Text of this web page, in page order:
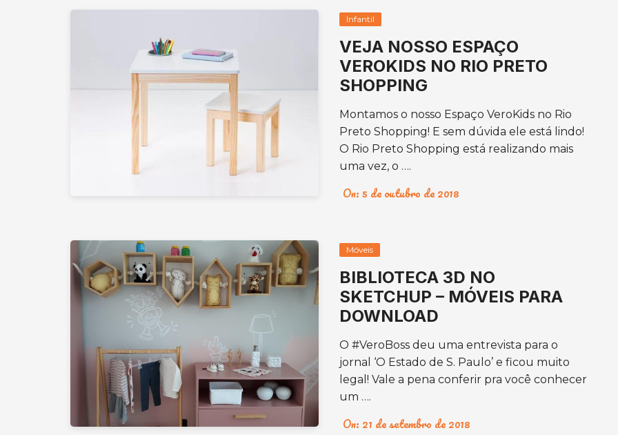
Infantil
VEJA NOSSO ESPAÇO
VEROKIDS NO RIO PRETO
SHOPPING
Montamos o nosso Espaço VeroKids no Rio
Preto Shopping! E sem dúvida ele está lindo!
O Rio Preto Shopping está realizando mais
uma vez, o ….
On:5 de outubro de 2018
Móveis
BIBLIOTECA 3D NO
SKETCHUP – MÓVEIS PARA
DOWNLOAD
O #VeroBoss deu uma entrevista para o
jornal ‘O Estado de S. Paulo’ e ficou muito
legal! Vale a pena conferir pra você conhecer
um ….
On: 21 de setembro de 2018